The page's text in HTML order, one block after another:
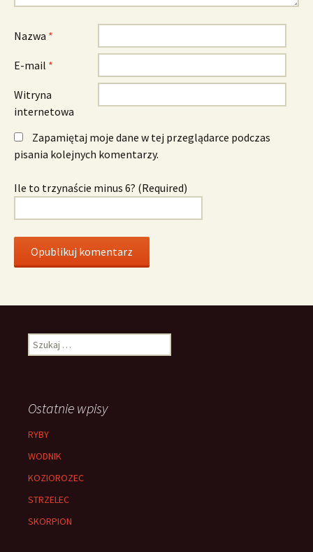
Nazwa *
E-mail *
Witryna
internetowa
Zapamiętaj moje dane w tej przeglądarce podczas
pisania kolejnych komentarzy.
Ile to trzynaście minus 6? (Required)
Szukaj:
Ostatnie wpisy
RYBY
WODNIK
KOZIOROZEC
STRZELEC
SKORPION